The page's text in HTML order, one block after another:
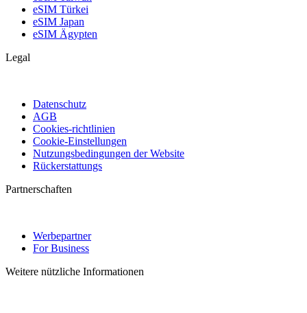
eSIM Türkei
eSIM Japan
eSIM Ägypten
Legal
Datenschutz
AGB
Cookies-richtlinien
Cookie-Einstellungen
Nutzungsbedingungen der Website
Rückerstattungs
Partnerschaften
Werbepartner
For Business
Weitere nützliche Informationen